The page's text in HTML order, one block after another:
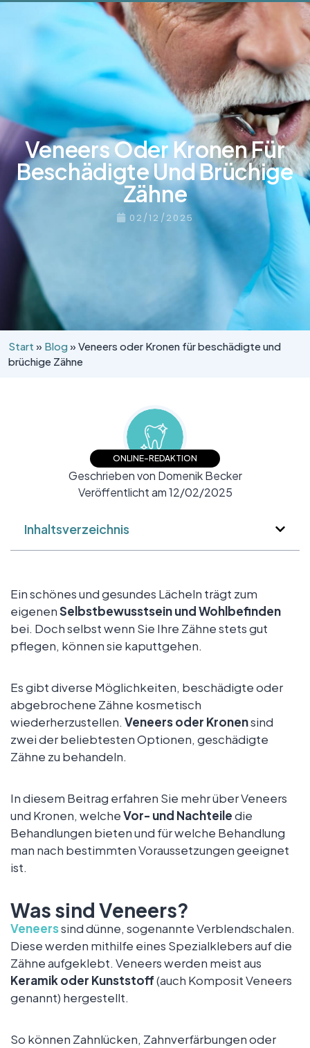
Veneers Oder Kronen Für
Beschädigte Und Brüchige
Zähne
02/12/2025
Start » Blog» Veneers oder Kronen für beschädigte und
brüchige Zähne
ONLINE-REDAKTION
Geschrieben von Domenik Becker
Veröffentlicht am 12/02/2025
Inhaltsverzeichnis
Ein schönes und gesundes Lächeln trägt zum
eigenenSelbstbewusstsein und Wohlbefinden
bei. Doch selbst wenn Sie Ihre Zähne stets gut
pflegen, können sie kaputtgehen.
Es gibt diverse Möglichkeiten, beschädigte oder
abgebrochene Zähne kosmetisch
wiederherzustellen. Veneers oder Kronensind
zwei der beliebtesten Optionen, geschädigte
Zähne zu behandeln.
In diesem Beitrag erfahren Sie mehr über Veneers
und Kronen, welcheVor- und Nachteiledie
Behandlungen bieten und für welche Behandlung
man nach bestimmten Voraussetzungen geeignet
ist.
Was sind Veneers?
Veneerssind dünne, sogenannte Verblendschalen.
Diese werden mithilfe eines Spezialklebers auf die
Zähne aufgeklebt. Veneers werden meist aus
Keramik oder Kunststoff(auch Komposit Veneers
genannt) hergestellt.
So können Zahnlücken, Zahnverfärbungen oder